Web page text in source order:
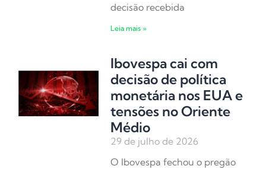
decisão recebida
Leia mais »
Ibovespa cai com
decisão de política
monetária nos EUA e
tensões no Oriente
Médio
29 de julho de 2026
O Ibovespa fechou o pregão